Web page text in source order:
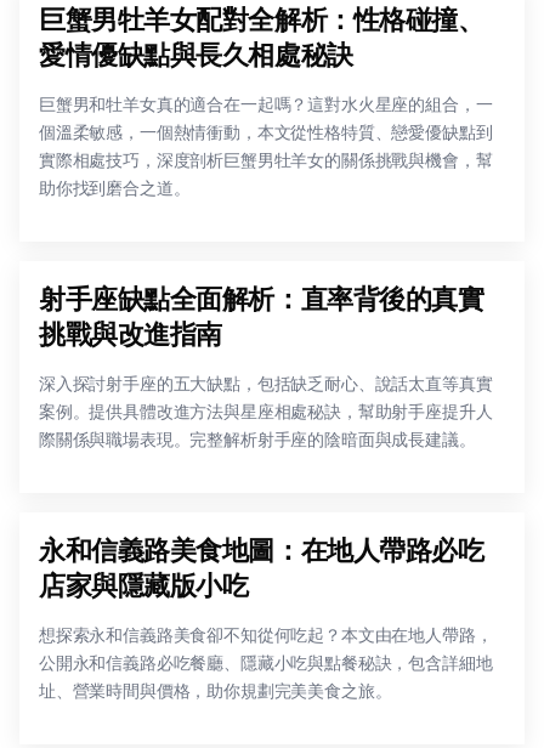
巨蟹男牡羊女配對全解析：性格碰撞、
愛情優缺點與長久相處秘訣
巨蟹男和牡羊女真的適合在一起嗎？這對水火星座的組合，一
個溫柔敏感，一個熱情衝動，本文從性格特質、戀愛優缺點到
實際相處技巧，深度剖析巨蟹男牡羊女的關係挑戰與機會，幫
助你找到磨合之道。
射手座缺點全面解析：直率背後的真實
挑戰與改進指南
深入探討射手座的五大缺點，包括缺乏耐心、說話太直等真實
案例。提供具體改進方法與星座相處秘訣，幫助射手座提升人
際關係與職場表現。完整解析射手座的陰暗面與成長建議。
永和信義路美食地圖：在地人帶路必吃
店家與隱藏版小吃
想探索永和信義路美食卻不知從何吃起？本文由在地人帶路，
公開永和信義路必吃餐廳、隱藏小吃與點餐秘訣，包含詳細地
址、營業時間與價格，助你規劃完美美食之旅。